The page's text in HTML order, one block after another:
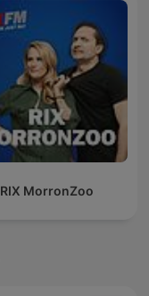
RIX MorronZoo